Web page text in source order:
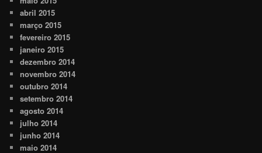
abril 2015
março 2015
fevereiro 2015
janeiro 2015
dezembro 2014
novembro 2014
outubro 2014
setembro 2014
agosto 2014
julho 2014
junho 2014
maio 2014